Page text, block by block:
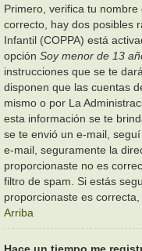
Primero, verifica tu
correcto, hay dos posibles
Infantil (COPPA) está
opción Soy menor de 13
instrucciones que se te
disponen que las cuentas
mismo o por La
esta información se te
se te envió un e-mail,
e-mail, seguramente la
proporcionaste no es
filtro de spam. Si estás
proporcionaste es
Arriba